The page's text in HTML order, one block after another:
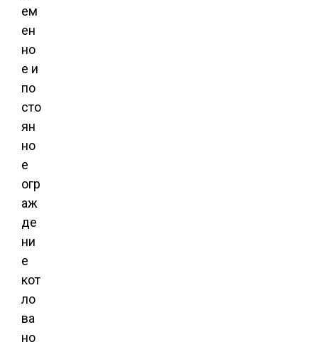
ем
ен
но
е и
по
сто
ян
но
е
огр
аж
де
ни
е
кот
ло
ва
но